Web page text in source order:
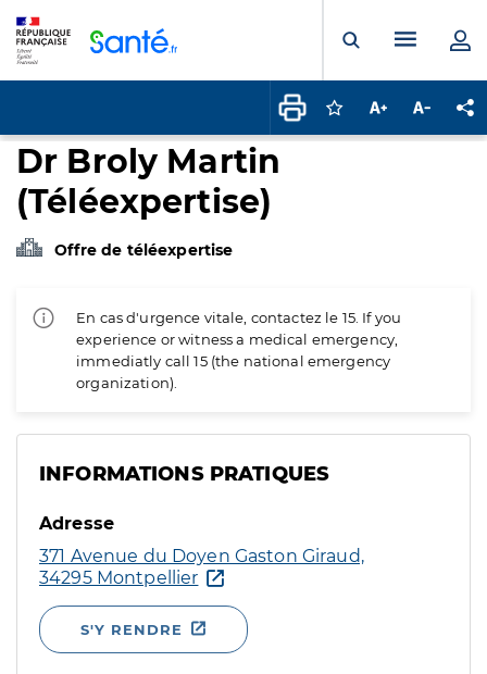
Ouvrir laMenu
Connectez-vous
Augmenter la
Dr Broly Martin
(Téléexpertise)
Offre de téléexpertise
En cas d'urgence vitale, contactez le 15. If you
experience or witness a medical emergency,
immediatly call 15 (the national emergency
organization).
INFORMATIONS PRATIQUES
Adresse
371 Avenue du Doyen Gaston Giraud,
34295 Montpellier
S'Y RENDRE